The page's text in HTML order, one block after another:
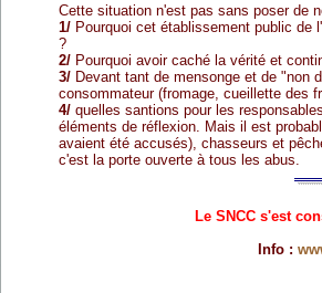
Cette situation n'est pas sans poser de
1/ Pourquoi cet établissement public de
?
2/ Pourquoi avoir caché la vérité et
3/ Devant tant de mensonge et de "non
consommateur (fromage, cueillette des
4/ quelles santions pour les
éléments de réflexion. Mais il est
avaient été accusés), chasseurs et
c'est la porte ouverte à tous les abus.
Le SNCC s'est
Info :